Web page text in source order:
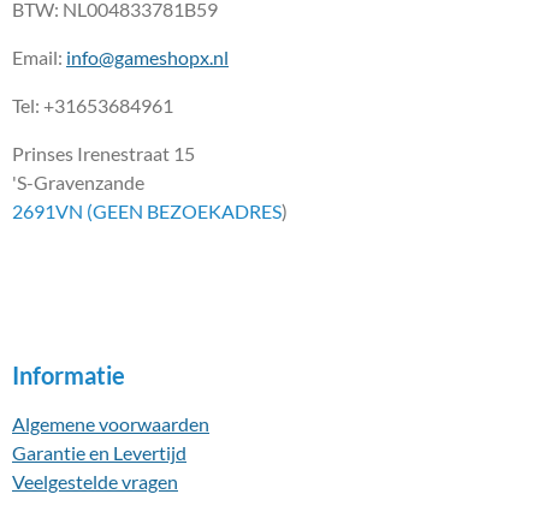
BTW: NL004833781B59
Email: info@gameshopx.nl
Tel: +31653684961
Prinses Irenestraat 15
'S-Gravenzande
2691VN (GEEN BEZOEKADRES)
Informatie
Algemene voorwaarden
Garantie en Levertijd
Veelgestelde vragen